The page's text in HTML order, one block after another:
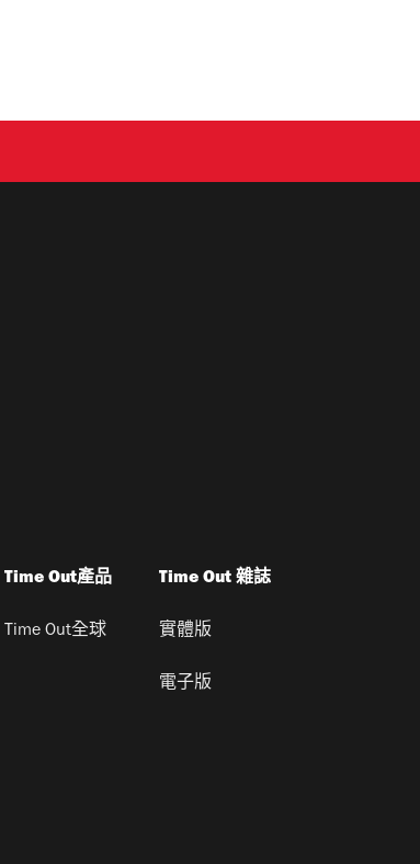
Time Out產品
Time Out全球
Time Out 雜誌
實體版
電子版